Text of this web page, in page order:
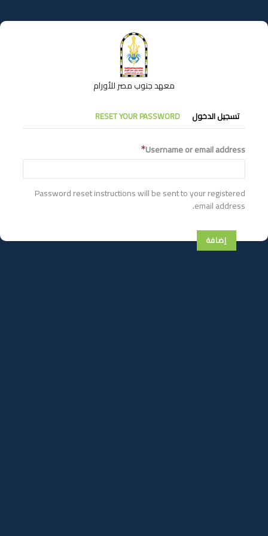
إلى
المحتوى
معهد جنوب مصر للأورام
التبويبات
الأساسية
تسجيل الدخول RESET YOUR PASSWORD
Username or email address
Password reset instructions will be sent to your registered
email address.